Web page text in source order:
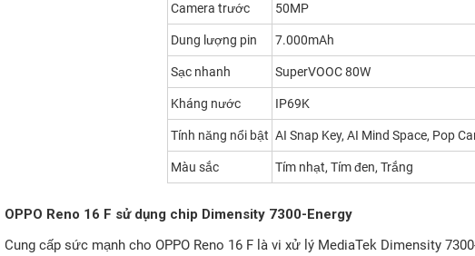
Camera trước 50MP
Dung lượng pin 7.000mAh
Sạc nhanh SuperVOOC 80W
Kháng nước IP69K
Tính năng nổi bật AI Snap Key, AI Mind Space, Pop
Màu sắc Tím nhạt, Tím đen, Trắng
OPPO Reno 16 F sử dụng chip Dimensity 7300-Energy
Cung cấp sức mạnh cho OPPO Reno 16 F là vi xử lý MediaTek Dimensity